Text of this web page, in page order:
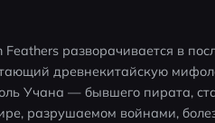
Feathers разворачивается в
древнекитайскую
Учана — бывшего пирата,
разрушаемом войнами,